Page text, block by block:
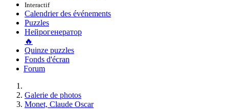
Interactif
Calendrier des événements
Puzzles
Нейрогенератор
🔥
Quinze puzzles
Fonds d'écran
Forum
Galerie de photos
Monet, Claude Oscar